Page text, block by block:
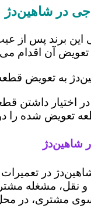
در شاهین‌دژ
برند پس از
تعویض آن اقدام
به تعویض
اختیار داشتن
تعویض شده را
شاهین‌دژ
در
نقل، مشغله
مشتری، در